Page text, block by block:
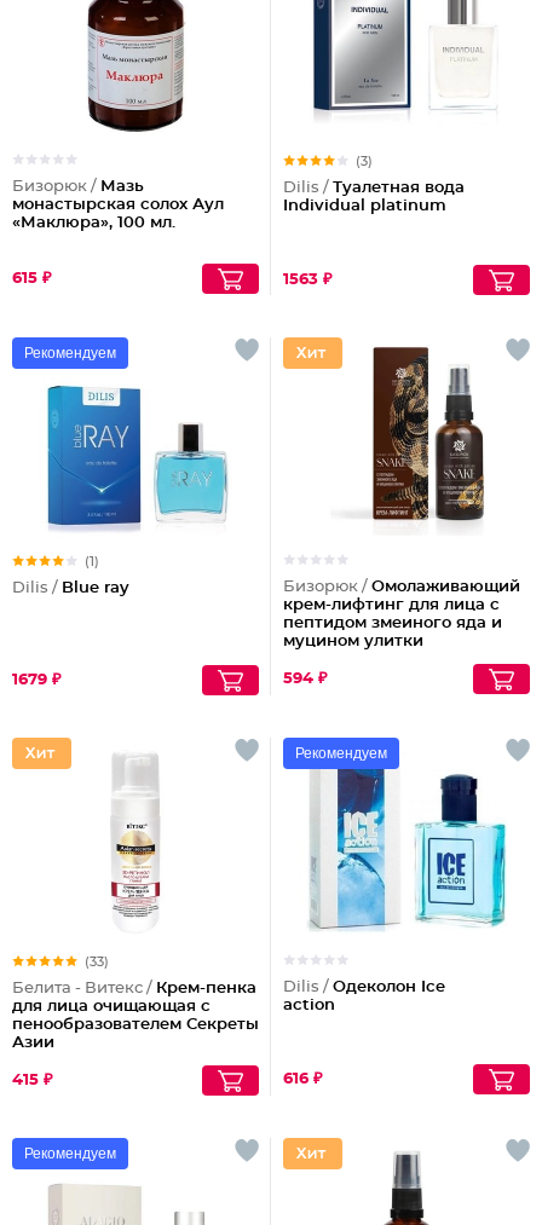
Бизорюк / Мазь
монастырская солох Аул
«Маклюра», 100 мл.
615 ₽
(3)
Dilis / Туалетная вода
Individual platinum
1563 ₽
Рекомендуем
(1)
Dilis / Blue ray
1679 ₽
Бизорюк / Омолаживающий
крем-лифтинг для лица с
пептидом змеиного яда и
муцином улитки
594 ₽
(33)
Белита - Витекс / Крем-пенка
для лица очищающая с
пенообразователем Секреты
Азии
415 ₽
Рекомендуем
Dilis / Одеколон Ice
action
616 ₽
Рекомендуем